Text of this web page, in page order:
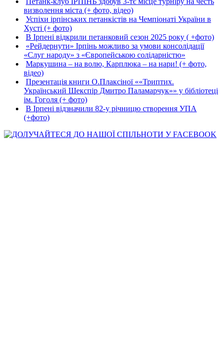
визволення міста (+ фото, відео)
Успіхи ірпінських петанкістів на Чемпіонаті України в
Хусті (+ фото)
В Ірпені відкрили петанковий сезон 2025 року ( +фото)
«Рейдернути» Ірпінь можливо за умови консолідації
«Слуг народу» з «Європейською солідарністю»
Маркушина – на волю, Карплюка – на нари! (+ фото,
відео)
Презентація книги О.Плаксіної ««Триптих.
Український Шекспір Дмитро Паламарчук»» у бібліотеці
ім. Гоголя (+ фото)
В Ірпені відзначили 82-у річницю створення УПА
(+фото)